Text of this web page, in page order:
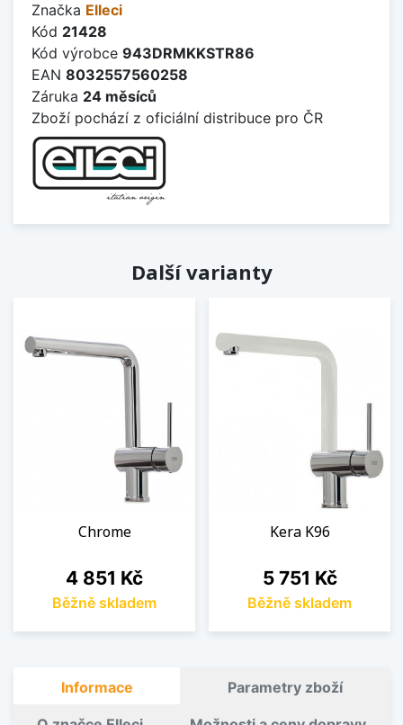
Značka Elleci
Kód 21428
Kód výrobce 943DRMKKSTR86
EAN 8032557560258
Záruka 24 měsíců
Zboží pochází z oficiální distribuce pro ČR
Další varianty
Chrome
Cena
4 851 Kč
Běžně skladem
Kera K96
Cena
5 751 Kč
Běžně skladem
Informace Parametry zboží